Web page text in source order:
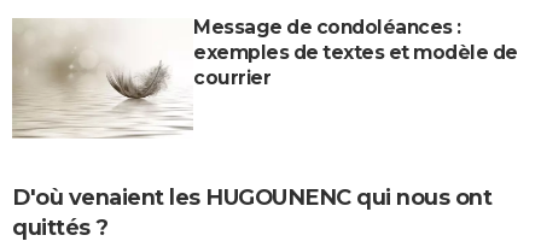
Message de condoléances :
exemples de textes et modèle de
courrier
D'où venaient les HUGOUNENC qui nous ont
quittés ?